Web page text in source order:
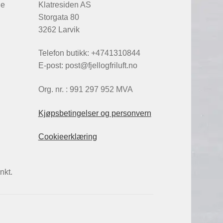
Klatresiden AS
Storgata 80
3262 Larvik
Telefon butikk: +4741310844
E-post: post@fjellogfriluft.no
Org. nr. : 991 297 952 MVA
Kjøpsbetingelser og personvern
Cookieerklæring